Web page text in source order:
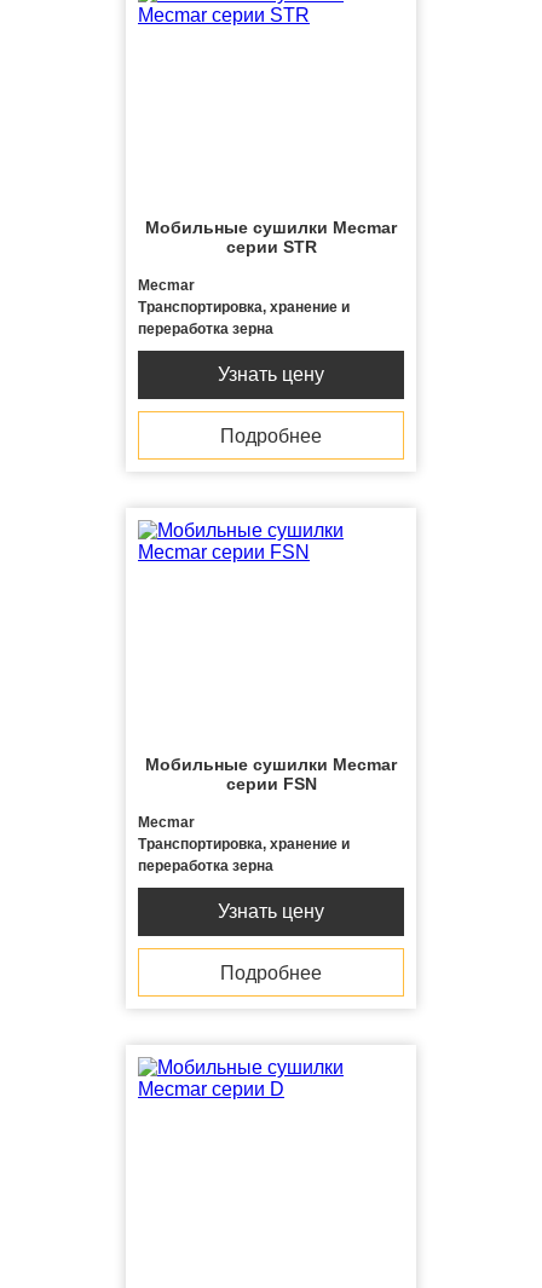
Мобильные сушилки Mecmar
серии STR
Mecmar
Транспортировка, хранение и
переработка зерна
Узнать цену
Подробнее
Мобильные сушилки Mecmar
серии FSN
Mecmar
Транспортировка, хранение и
переработка зерна
Узнать цену
Подробнее